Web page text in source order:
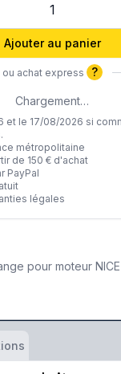
Ajouter au panier
ou achat express ?
Chargement…
et le 17/08/2026 si
métropolitaine
de 150 € d'achat
PayPal
légales
pour moteur NICE